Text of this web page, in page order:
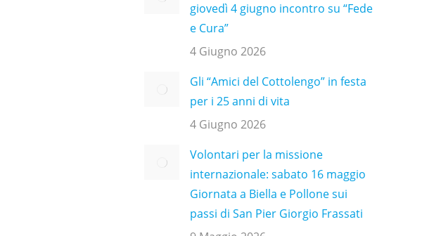
giovedì 4 giugno incontro su “Fede
e Cura”
4 Giugno 2026
Gli “Amici del Cottolengo” in festa
per i 25 anni di vita
4 Giugno 2026
Volontari per la missione
internazionale: sabato 16 maggio
Giornata a Biella e Pollone sui
passi di San Pier Giorgio Frassati